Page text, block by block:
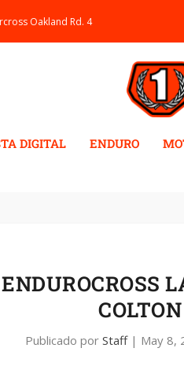
Oakland Rd. 4
DIGITAL ENDURO
Publicado por Staff| May 8,